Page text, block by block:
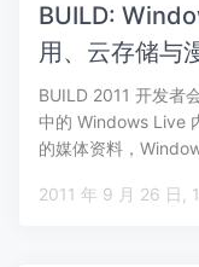
BUILD: Windows 8 与 Windows Live（应
用、云存储与
BUILD 2011 开发者
中的 Windows Live
的媒体资料，